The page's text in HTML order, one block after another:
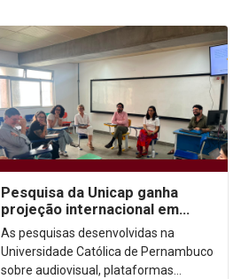
Pesquisa da Unicap ganha
projeção internacional em
congressos no Brasil e no
México
As pesquisas desenvolvidas na
Universidade Católica de Pernambuco
sobre audiovisual, plataformas